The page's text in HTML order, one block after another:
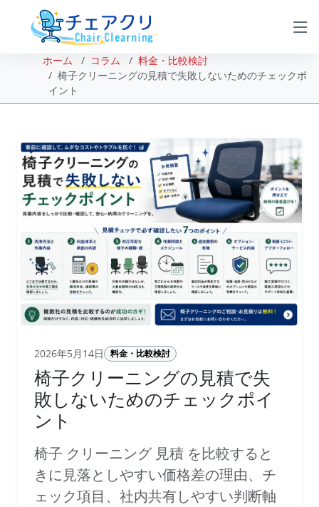
ホーム コラム
料金・比較検討
椅子クリーニングの見積で失敗しないためのチェックポ
イント
2026年5月14日 料金・比較検討
椅子クリーニングの見積で失
敗しないためのチェックポイ
ント
椅子 クリーニング 見積 を比較すると
きに見落としやすい価格差の理由、チ
ェック項目、社内共有しやすい判断軸